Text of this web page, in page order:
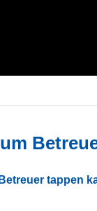
tappen